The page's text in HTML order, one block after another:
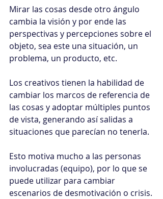
Mirar las cosas desde otro ángulo
cambia la visión y por ende las
perspectivas y percepciones sobre el
objeto, sea este una situación, un
problema, un producto, etc.
Los creativos tienen la habilidad de
cambiar los marcos de referencia de
las cosas y adoptar múltiples puntos
de vista, generando así salidas a
situaciones que parecían no tenerla.
Esto motiva mucho a las personas
involucradas (equipo), por lo que se
puede utilizar para cambiar
escenarios de desmotivación o crisis.